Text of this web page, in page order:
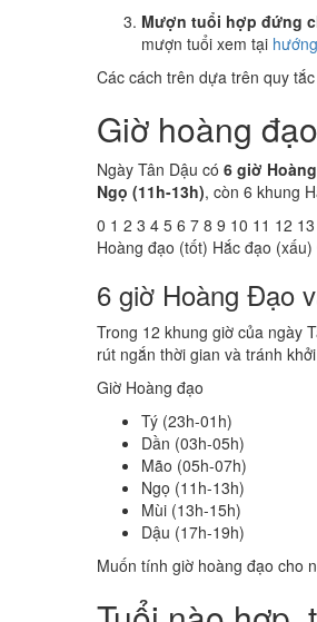
Mượn tuổi hợp đứng
mượn tuổi xem tại
Các cách trên dựa trên quy
Giờ hoàng
Ngày Tân Dậu có 6 giờ
Ngọ (11h-13h), còn 6 khung
0 1 2 3 4 5 6 7 8 9 10 11 12 13
Hoàng đạo (tốt) Hắc đạo (xấu)
6 giờ Hoàng Đạo
Trong 12 khung giờ của ngày
rút ngắn thời gian và tránh
Giờ Hoàng đạo
Tý (23h-01h)
Dần (03h-05h)
Mão (05h-07h)
Ngọ (11h-13h)
Mùi (13h-15h)
Dậu (17h-19h)
Muốn tính giờ hoàng đạo cho